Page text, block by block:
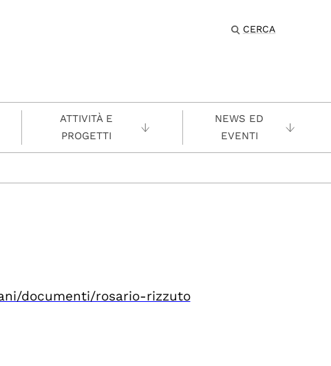
CERCA
ATTIVITÀ E
PROGETTI
NEWS ED
EVENTI
documenti/rosario-rizzuto